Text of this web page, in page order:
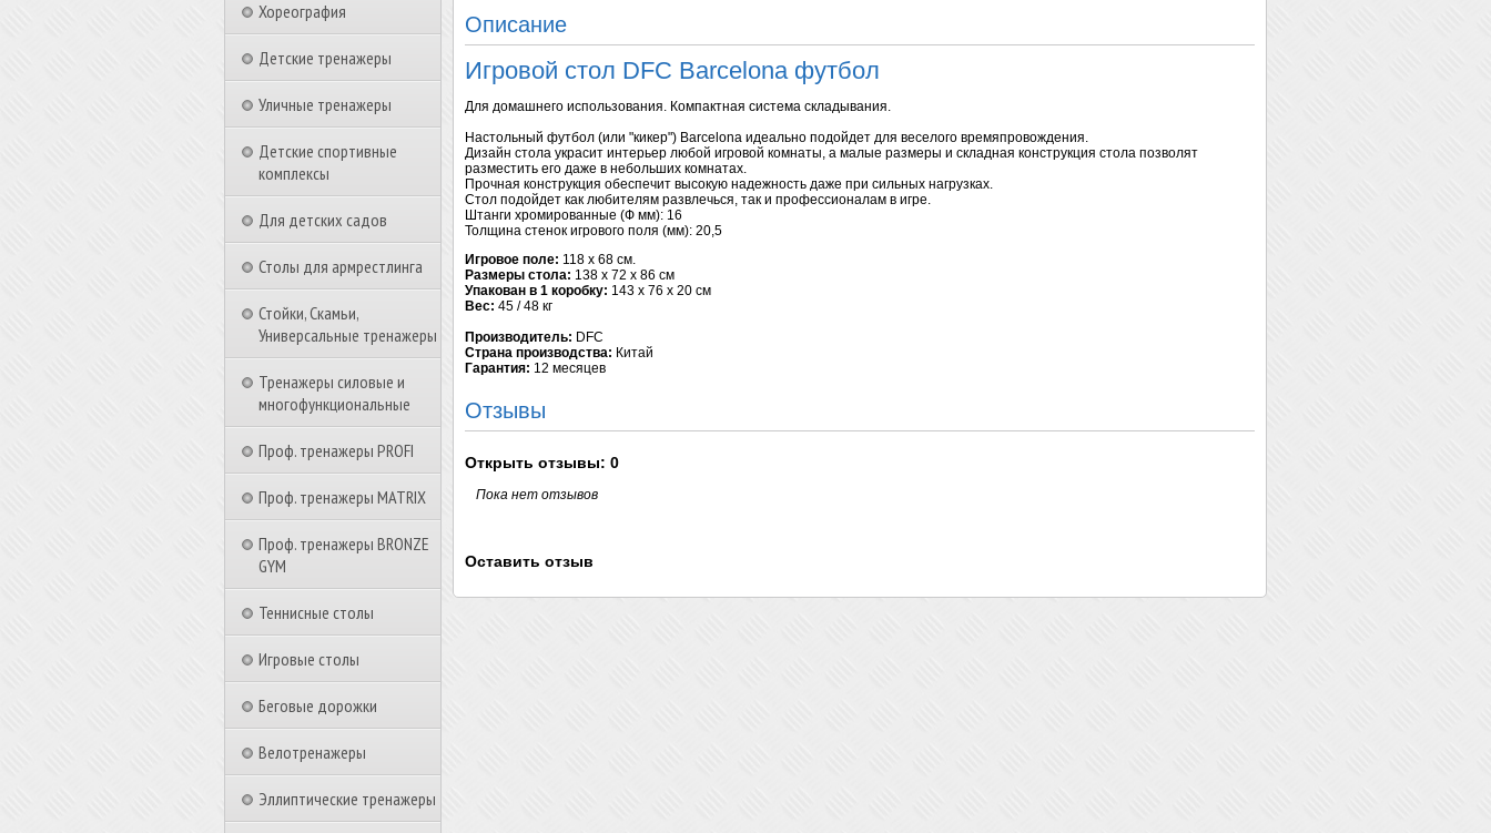
Хореография
Детские тренажеры
Уличные тренажеры
Детские спортивные
комплексы
Для детских садов
Столы для армрестлинга
Стойки, Скамьи,
Универсальные тренажеры
Тренажеры силовые и
многофункциональные
Проф. тренажеры PROFI
Проф. тренажеры MATRIX
Проф. тренажеры BRONZE
GYM
Теннисные столы
Игровые столы
Беговые дорожки
Велотренажеры
Эллиптические тренажеры
Описание
Игровой стол DFC Barcelona футбол
Для домашнего использования. Компактная система складывания.
Настольный футбол (или "кикер") Barcelona идеально подойдет для веселого времяпровождения.
Дизайн стола украсит интерьер любой игровой комнаты, а малые размеры и складная конструкция стола позволят
разместить его даже в небольших комнатах.
Прочная конструкция обеспечит высокую надежность даже при сильных нагрузках.
Стол подойдет как любителям развлечься, так и профессионалам в игре.
Штанги хромированные (Ф мм): 16
Толщина стенок игрового поля (мм): 20,5
Игровое поле: 118 х 68 см.
Размеры стола: 138 х 72 х 86 см
Упакован в 1 коробку: 143 х 76 х 20 см
Вес: 45 / 48 кг
Производитель: DFC
Страна производства: Китай
Гарантия: 12 месяцев
Отзывы
Открыть отзывы: 0
Пока нет отзывов
Оставить отзыв